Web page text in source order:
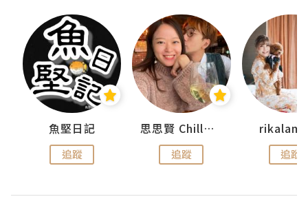
魚堅日記
追蹤
思思賢 ChillMyBabe
追蹤 追蹤